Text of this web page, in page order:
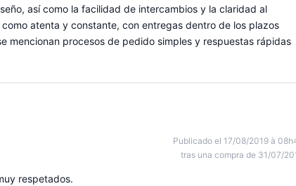
así como la facilidad de intercambios y la claridad al
atenta y constante, con entregas dentro de los plazos
mencionan procesos de pedido simples y respuestas rápidas
Publicado el 17/08/2019 à
tras una compra de 31/07/
respetados.